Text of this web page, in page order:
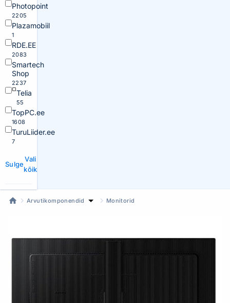
Photopoint
2205
Plazamobiil
1
RDE.EE
2083
Smartech
Shop
2237
Telia
55
TopPC.ee
1608
TuruLiider.ee
7
Sulge
Vali
kõik
Arvutikomponendid Monitorid